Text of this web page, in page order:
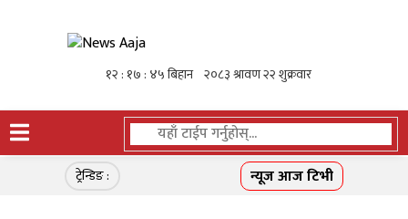
ट्रेन्डिङ : न्यूज आज टिभी